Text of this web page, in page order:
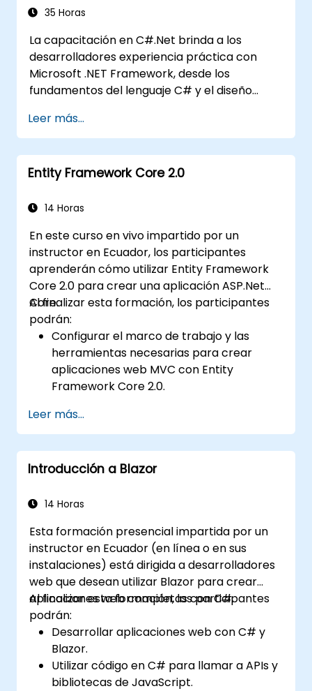
mensajes asíncronos y sincrónicos en
mundo real.
35 Horas
La capacitación en C#.Net brinda a los
desarrolladores experiencia práctica con
Microsoft .NET Framework, desde los
fundamentos del lenguaje C# y el diseño
del IDE de Visual Studio y la programación
genérica. Los participantes crean
aplicaciones de nivel empresarial utilizando
prácticas de desarrollo estándar en la
prácticos sobre colecciones, tipos de datos,
escalable para desplegar soluciones .NET
listas para producción en aplicaciones
empresariales complejas y equipos de
desarrollo.
Leer más...
Entity Framework Core 2.0
14 Horas
En este curso en vivo impartido por un
instructor en Ecuador, los participantes
aprenderán cómo utilizar Entity Framework
Core 2.0 para crear una aplicación ASP.Net
Core.
Al finalizar esta formación, los participantes
podrán:
Configurar el marco de trabajo y las
herramientas necesarias para crear
aplicaciones web MVC con Entity
Framework Core 2.0.
MS SQL Server.
Utilizar un enfoque de "primero código" y
"primero datos" en el desarrollo de
aplicaciones.
siembra (seeding).
modelado de datos.
Crear una aplicación de ejemplo ASP.Net
Core.
Leer más...
Introducción a Blazor
14 Horas
Esta formación presencial impartida por un
instructor en Ecuador (en línea o en sus
instalaciones) está dirigida a desarrolladores
web que desean utilizar Blazor para crear
aplicaciones web completas con C#.
Al finalizar esta formación, los participantes
podrán:
Desarrollar aplicaciones web con C# y
Blazor.
Utilizar código en C# para llamar a APIs y
bibliotecas de JavaScript.